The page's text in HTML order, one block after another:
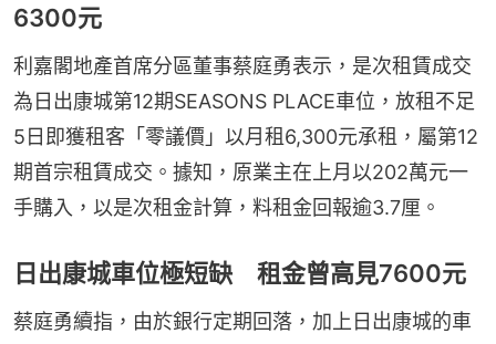
6300元
利嘉閣地產首席分區董事蔡庭勇表示，是次租賃成交
為日出康城第12期SEASONS PLACE車位，放租不足
5日即獲租客「零議價」以月租6,300元承租，屬第12
期首宗租賃成交。據知，原業主在上月以202萬元一
手購入，以是次租金計算，料租金回報逾3.7厘。
日出康城車位極短缺 租金曾高見7600元
蔡庭勇續指，由於銀行定期回落，加上日出康城的車